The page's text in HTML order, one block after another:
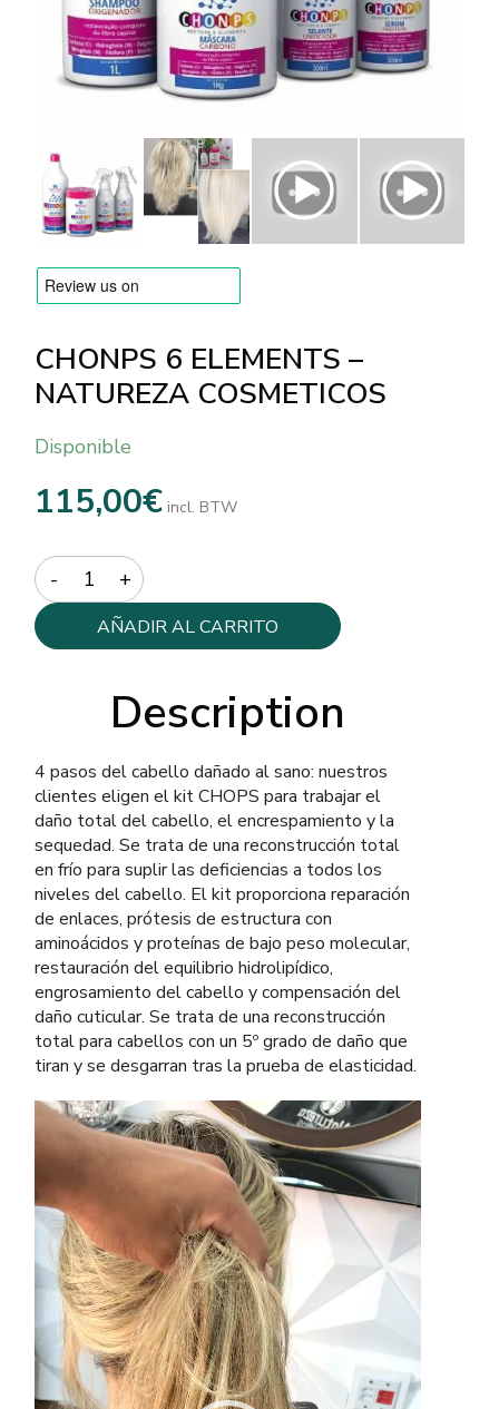
MARCAS
Preguntas frecuentes
Contacto
CHONPS 6 ELEMENTS –
NATUREZA COSMETICOS
Disponible
115,00€ incl. BTW
Quantity
AÑADIR AL CARRITO
Description
4 pasos del cabello dañado al sano: nuestros
clientes eligen el kit CHOPS para trabajar el
daño total del cabello, el encrespamiento y la
sequedad. Se trata de una reconstrucción total
en frío para suplir las deficiencias a todos los
niveles del cabello. El kit proporciona reparación
de enlaces, prótesis de estructura con
aminoácidos y proteínas de bajo peso molecular,
restauración del equilibrio hidrolipídico,
engrosamiento del cabello y compensación del
daño cuticular. Se trata de una reconstrucción
total para cabellos con un 5º grado de daño que
tiran y se desgarran tras la prueba de elasticidad.
Reproductor
de
vídeo